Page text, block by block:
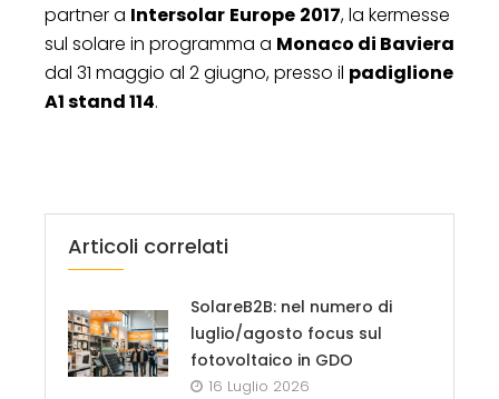
partner a Intersolar Europe 2017, la kermesse
sul solare in programma a Monaco di Baviera
dal 31 maggio al 2 giugno, presso il padiglione
A1 stand 114.
Articoli correlati
SolareB2B: nel numero di
luglio/agosto focus sul
fotovoltaico in GDO
16 Luglio 2026